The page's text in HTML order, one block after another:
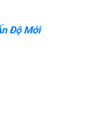
Độ Mới